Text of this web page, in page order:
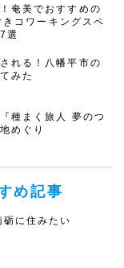
奄美でおすすめの
コワーキングスペ
選
れる！八幡平市の
みた
種まく旅人 夢のつ
めぐり
め記事
に住みたい